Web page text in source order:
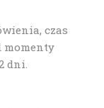
czas
momenty
dni.